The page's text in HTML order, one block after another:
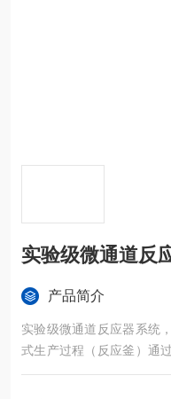
实验级微通道反
产品简介
实验级微通道反应器系统
式生产过程（反应釜）通
适的连续流设备，将原本